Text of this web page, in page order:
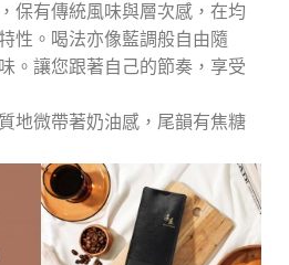
保有傳統風味與層次感，在均
性。喝法亦像藍調般自由隨
。讓您跟著自己的節奏，享受
地微帶著奶油感，尾韻有焦糖